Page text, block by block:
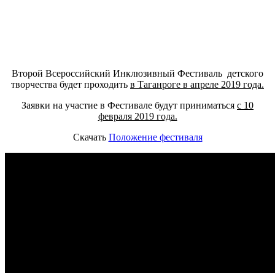
Второй Всероссийский Инклюзивный Фестиваль детского
творчества будет проходить в Таганроге в апреле 2019 года.
Заявки на участие в Фестивале будут приниматься с 10
февраля 2019 года.
Скачать Положение фестиваля